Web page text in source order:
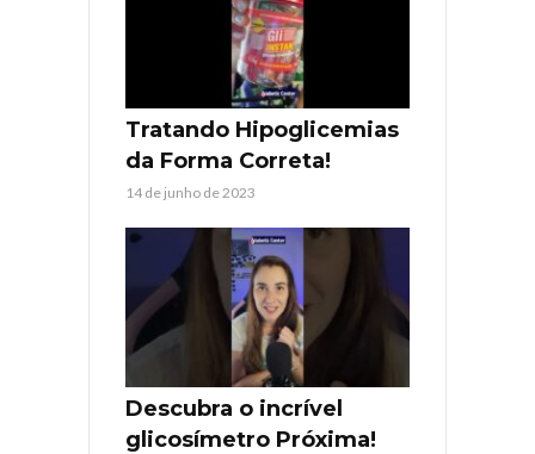
Tratando Hipoglicemias
da Forma Correta!
14 de junho de 2023
Descubra o incrível
glicosímetro Próxima!